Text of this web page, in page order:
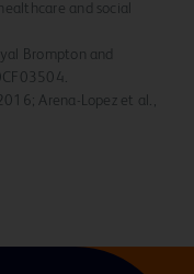
and social
Brompton and
Arena-Lopez et al.,